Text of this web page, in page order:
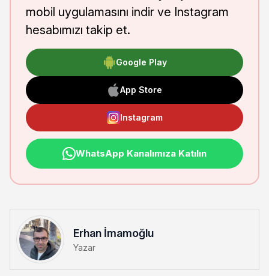
mobil uygulamasını indir ve Instagram
hesabımızı takip et.
Google Play
App Store
Instagram
WhatsApp Kanalımıza Katılın
Erhan İmamoğlu
Yazar